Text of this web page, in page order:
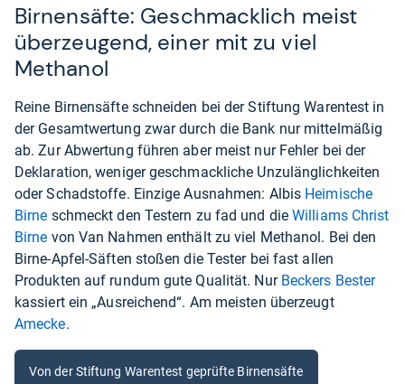
Birnensäfte: Geschmacklich meist
überzeugend, einer mit zu viel
Methanol
Reine Birnensäfte schneiden bei der Stiftung Warentest in
der Gesamtwertung zwar durch die Bank nur mittelmäßig
ab. Zur Abwertung führen aber meist nur Fehler bei der
Deklaration, weniger geschmackliche Unzulänglichkeiten
oder Schadstoffe. Einzige Ausnahmen: Albis Heimische
Birne schmeckt den Testern zu fad und dieWilliams Christ
Birne von Van Nahmen enthält zu viel Methanol. Bei den
Birne-Apfel-Säften stoßen die Tester bei fast allen
Produkten auf rundum gute Qualität. Nur Beckers Bester
kassiert ein „Ausreichend“. Am meisten überzeugt
Amecke.
Von der Stiftung Warentest geprüfte Birnensäfte